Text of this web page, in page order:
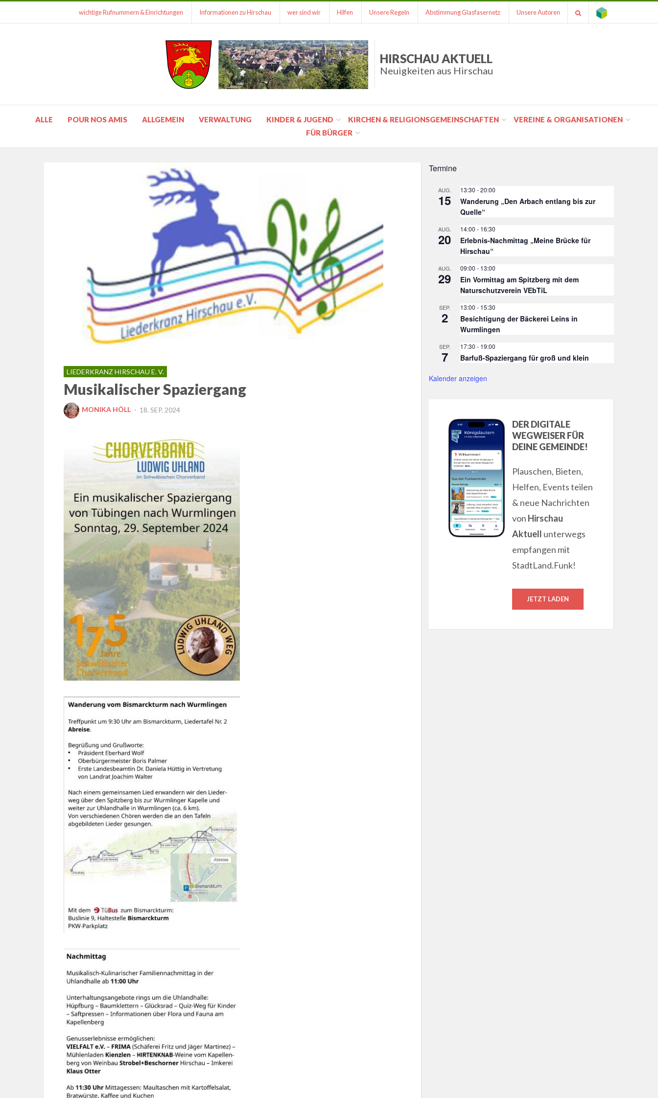
wichtige Rufnummern & Einrichtungen Informationen zu Hirschau wer sind wir Hilfen Unsere Regeln Abstimmung Glasfasernetz Unsere Autoren
HIRSCHAU AKTUELL
Neuigkeiten aus Hirschau
ALLE POUR NOS AMIS ALLGEMEIN VERWALTUNG KINDER & JUGEND KIRCHEN & RELIGIONSGEMEINSCHAFTEN
VEREINE & ORGANISATIONEN
FÜR BÜRGER
LIEDERKRANZ HIRSCHAU E. V.
Musikalischer Spaziergang
MONIKA HÖLL
POSTED
18. SEP. 2024
Termine
AUG.
15
13:30 -20:00
Wanderung „Den Arbach entlang bis zur
Quelle“
AUG.
20
14:00 - 16:30
Erlebnis-Nachmittag „Meine Brücke für
Hirschau“
AUG.
29
09:00 - 13:00
Ein Vormittag am Spitzberg mit dem
Naturschutzverein VEbTiL
SEP.
2
13:00 - 15:30
Besichtigung der Bäckerei Leins in
Wurmlingen
SEP.
7
17:30 - 19:00
Barfuß-Spaziergang für groß und klein
Kalender anzeigen
DER DIGITALE
WEGWEISER FÜR
DEINE GEMEINDE!
Plauschen, Bieten,
Helfen, Events teilen
& neue Nachrichten
von Hirschau
Aktuell unterwegs
empfangen mit
StadtLand.Funk!
JETZT LADEN